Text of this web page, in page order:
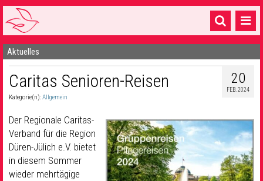
Startseite
1 Pfarrei
16 Gemeinden & mehr
Gottesdienste & Sinnsuche
Sakramente & Feste
Gemeinschaft & Soziales
Aktuelles
20
FEB. 2024
Caritas Senioren-Reisen
Kategorie(n):Allgemein
Der Regionale Caritas-
Verband für die Region
Düren-Jülich e.V. bietet
in diesem Sommer
wieder mehrtägige